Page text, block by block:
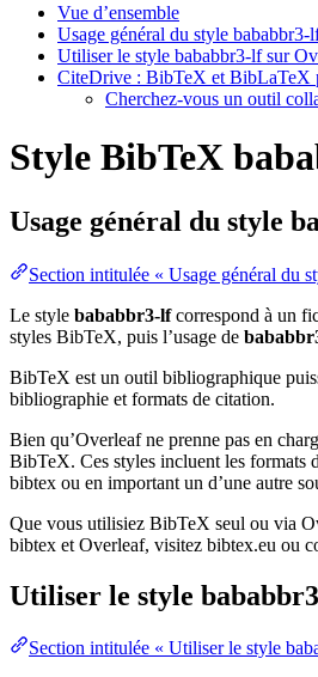
Vue d’ensemble
Usage général du style bababbr3-
Utiliser le style bababbr3-lf sur
CiteDrive : BibTeX et BibLaTeX
Cherchez-vous un outil
Style BibTeX
Usage général du style
Section intitulée « Usage général du
Le style bababbr3-lfcorrespond à un
styles BibTeX, puis l’usage de
BibTeX est un outil bibliographique
bibliographie et formats de citation.
Bien qu’Overleaf ne prenne pas en
BibTeX. Ces styles incluent les formats
bibtex ou en important un d’une autre
Que vous utilisiez BibTeX seul ou via
bibtex et Overleaf, visitez bibtex.eu ou
Utiliser le style
Section intitulée « Utiliser le style